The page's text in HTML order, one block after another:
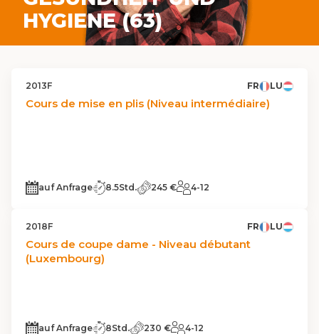
HYGIENE (63)
2013F FR LU
Cours de mise en plis (Niveau intermédiaire)
auf Anfrage 8.5Std. 245 € 4-12
2018F FR LU
Cours de coupe dame - Niveau débutant
(Luxembourg)
auf Anfrage 8Std. 230 € 4-12